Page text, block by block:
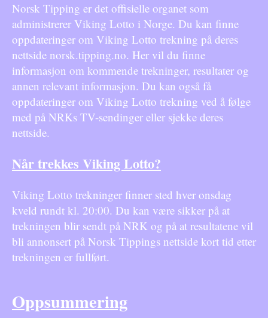
Norsk Tipping er det offisielle organet som
administrerer Viking Lotto i Norge. Du kan finne
oppdateringer om Viking Lotto trekning på deres
nettside norsk.tipping.no. Her vil du finne
informasjon om kommende trekninger, resultater og
annen relevant informasjon. Du kan også få
oppdateringer om Viking Lotto trekning ved å følge
med på NRKs TV-sendinger eller sjekke deres
nettside.
Når trekkes Viking Lotto?
Viking Lotto trekninger finner sted hver onsdag
kveld rundt kl. 20:00. Du kan være sikker på at
trekningen blir sendt på NRK og på at resultatene vil
bli annonsert på Norsk Tippings nettside kort tid etter
trekningen er fullført.
Oppsummering